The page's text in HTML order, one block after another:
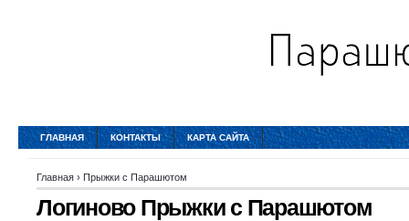
ГЛАВНАЯ КОНТАКТЫ КАРТА САЙТА
Главная › Прыжки с Парашютом
Логиново Прыжки с Парашютом